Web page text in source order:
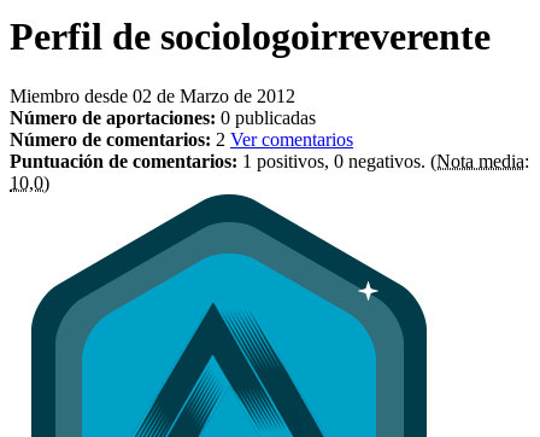
Perfil de sociologoirreverente
Miembro desde 02 de Marzo de 2012
Número de aportaciones: 0 publicadas
Número de comentarios: 2 Ver comentarios
Puntuación de comentarios: 1 positivos, 0 negativos. (Nota media:
10,0)